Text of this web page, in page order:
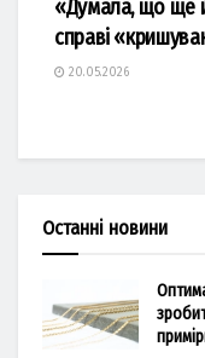
«Думала, що ще
справі
20.05.2026
Останні новини